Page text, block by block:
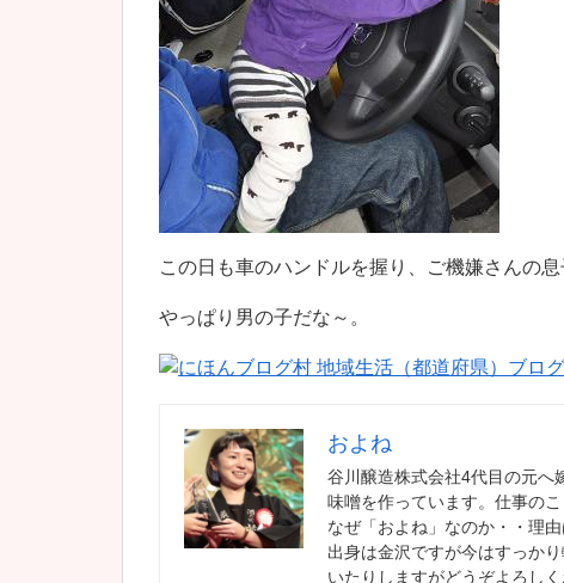
この日も車のハンドルを握り、ご機嫌さんの息
やっぱり男の子だな～。
およね
谷川醸造株式会社4代目の元へ
味噌を作っています。仕事の
なぜ「およね」なのか・・理
出身は金沢ですが今はすっか
いたりしますがどうぞよろしく